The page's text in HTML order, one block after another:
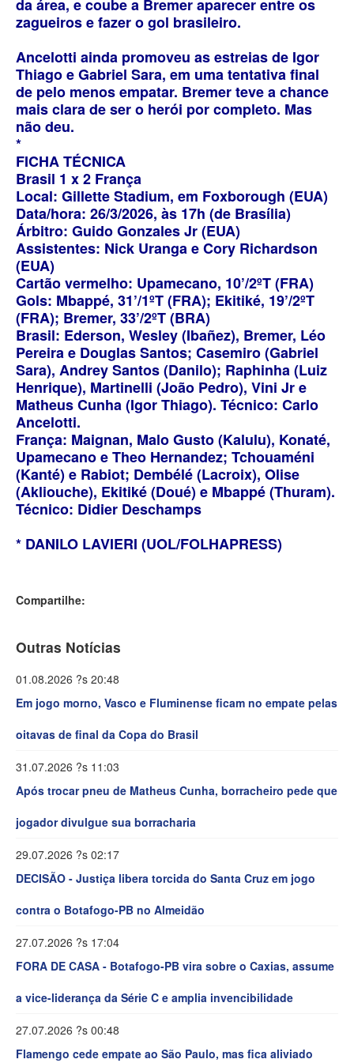
da área, e coube a Bremer aparecer entre os
zagueiros e fazer o gol brasileiro.
Ancelotti ainda promoveu as estreias de Igor
Thiago e Gabriel Sara, em uma tentativa final
de pelo menos empatar. Bremer teve a chance
mais clara de ser o herói por completo. Mas
não deu.
*
FICHA TÉCNICA
Brasil 1 x 2 França
Local: Gillette Stadium, em Foxborough (EUA)
Data/hora: 26/3/2026, às 17h (de Brasília)
Árbitro: Guido Gonzales Jr (EUA)
Assistentes: Nick Uranga e Cory Richardson
(EUA)
Cartão vermelho: Upamecano, 10’/2ºT (FRA)
Gols: Mbappé, 31’/1ºT (FRA); Ekitiké, 19’/2ºT
(FRA); Bremer, 33’/2ºT (BRA)
Brasil: Ederson, Wesley (Ibañez), Bremer, Léo
Pereira e Douglas Santos; Casemiro (Gabriel
Sara), Andrey Santos (Danilo); Raphinha (Luiz
Henrique), Martinelli (João Pedro), Vini Jr e
Matheus Cunha (Igor Thiago). Técnico: Carlo
Ancelotti.
França: Maignan, Malo Gusto (Kalulu), Konaté,
Upamecano e Theo Hernandez; Tchouaméni
(Kanté) e Rabiot; Dembélé (Lacroix), Olise
(Akliouche), Ekitiké (Doué) e Mbappé (Thuram).
Técnico: Didier Deschamps
* DANILO LAVIERI (UOL/FOLHAPRESS)
Compartilhe:
Outras Notícias
01.08.2026 ?s 20:48
Em jogo morno, Vasco e Fluminense ficam no empate pelas
oitavas de final da Copa do Brasil
31.07.2026 ?s 11:03
Após trocar pneu de Matheus Cunha, borracheiro pede que
jogador divulgue sua borracharia
29.07.2026 ?s 02:17
DECISÃO - Justiça libera torcida do Santa Cruz em jogo
contra o Botafogo-PB no Almeidão
27.07.2026 ?s 17:04
FORA DE CASA - Botafogo-PB vira sobre o Caxias, assume
a vice-liderança da Série C e amplia invencibilidade
27.07.2026 ?s 00:48
Flamengo cede empate ao São Paulo, mas fica aliviado